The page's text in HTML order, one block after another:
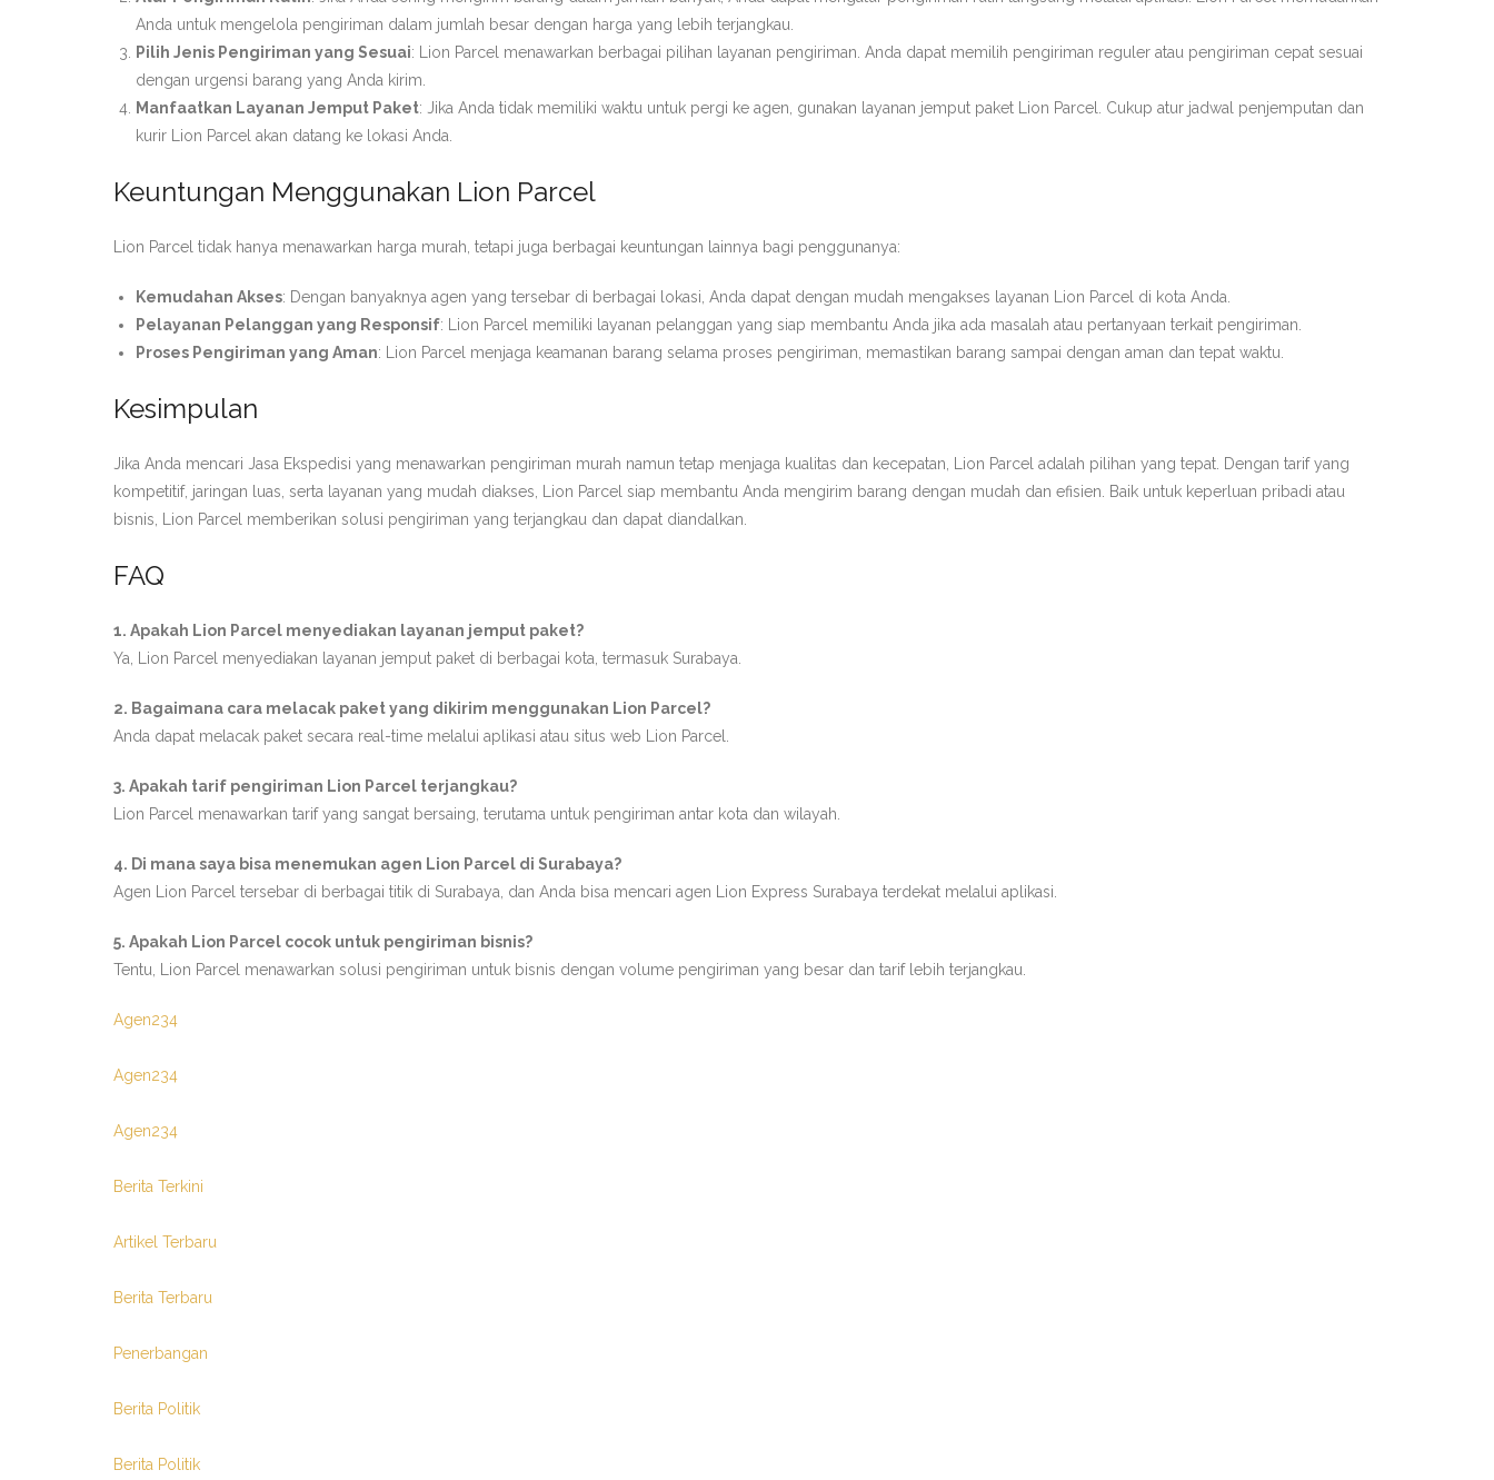
Anda untuk mengelola pengiriman dalam jumlah besar dengan harga yang lebih terjangkau.
Pilih Jenis Pengiriman yang Sesuai: Lion Parcel menawarkan berbagai pilihan layanan pengiriman. Anda dapat memilih pengiriman reguler atau pengiriman cepat sesuai
dengan urgensi barang yang Anda kirim.
Manfaatkan Layanan Jemput Paket: Jika Anda tidak memiliki waktu untuk pergi ke agen, gunakan layanan jemput paket Lion Parcel. Cukup atur jadwal penjemputan dan
kurir Lion Parcel akan datang ke lokasi Anda.
Keuntungan Menggunakan Lion Parcel
Lion Parcel tidak hanya menawarkan harga murah, tetapi juga berbagai keuntungan lainnya bagi penggunanya:
Kemudahan Akses: Dengan banyaknya agen yang tersebar di berbagai lokasi, Anda dapat dengan mudah mengakses layanan Lion Parcel di kota Anda.
Pelayanan Pelanggan yang Responsif: Lion Parcel memiliki layanan pelanggan yang siap membantu Anda jika ada masalah atau pertanyaan terkait pengiriman.
Proses Pengiriman yang Aman: Lion Parcel menjaga keamanan barang selama proses pengiriman, memastikan barang sampai dengan aman dan tepat waktu.
Kesimpulan
Jika Anda mencari Jasa Ekspedisi yang menawarkan pengiriman murah namun tetap menjaga kualitas dan kecepatan, Lion Parcel adalah pilihan yang tepat. Dengan tarif yang
kompetitif, jaringan luas, serta layanan yang mudah diakses, Lion Parcel siap membantu Anda mengirim barang dengan mudah dan efisien. Baik untuk keperluan pribadi atau
bisnis, Lion Parcel memberikan solusi pengiriman yang terjangkau dan dapat diandalkan.
FAQ
1. Apakah Lion Parcel menyediakan layanan jemput paket?
Ya, Lion Parcel menyediakan layanan jemput paket di berbagai kota, termasuk Surabaya.
2. Bagaimana cara melacak paket yang dikirim menggunakan Lion Parcel?
Anda dapat melacak paket secara real-time melalui aplikasi atau situs web Lion Parcel.
3. Apakah tarif pengiriman Lion Parcel terjangkau?
Lion Parcel menawarkan tarif yang sangat bersaing, terutama untuk pengiriman antar kota dan wilayah.
4. Di mana saya bisa menemukan agen Lion Parcel di Surabaya?
Agen Lion Parcel tersebar di berbagai titik di Surabaya, dan Anda bisa mencari agen Lion Express Surabaya terdekat melalui aplikasi.
5. Apakah Lion Parcel cocok untuk pengiriman bisnis?
Tentu, Lion Parcel menawarkan solusi pengiriman untuk bisnis dengan volume pengiriman yang besar dan tarif lebih terjangkau.
Agen234
Agen234
Agen234
Berita Terkini
Artikel Terbaru
Berita Terbaru
Penerbangan
Berita Politik
Berita Politik